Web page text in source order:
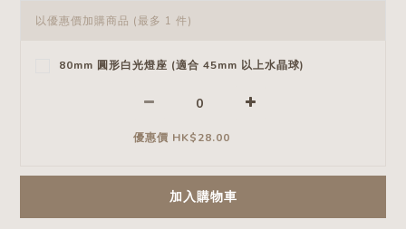
以優惠價加購商品 (最多 1 件)
80mm 圓形白光燈座 (適合 45mm 以上水晶球)
優惠價 HK$28.00
加入購物車